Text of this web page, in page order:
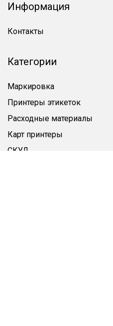
Информация
Контакты
Категории
Маркировка
Принтеры этикеток
Расходные материалы
Карт принтеры
СКУД